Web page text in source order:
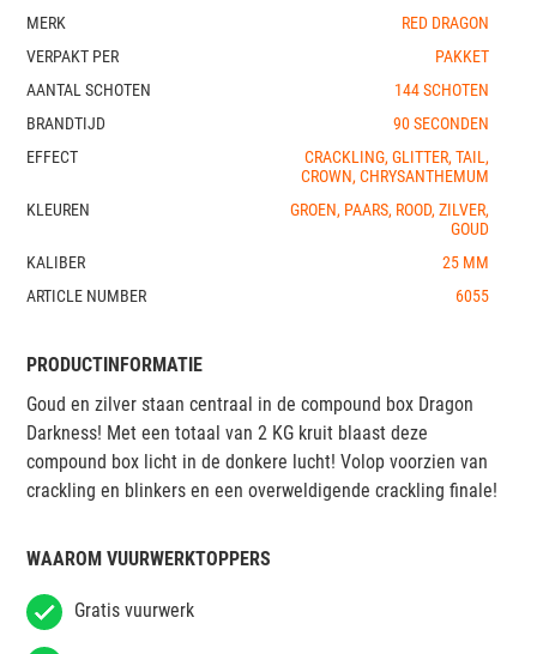
MERK
RED DRAGON
VERPAKT PER
PAKKET
AANTAL SCHOTEN
144 SCHOTEN
BRANDTIJD
90 SECONDEN
EFFECT
CRACKLING, GLITTER, TAIL,
CROWN, CHRYSANTHEMUM
KLEUREN
GROEN, PAARS, ROOD, ZILVER,
GOUD
KALIBER
25 MM
ARTICLE NUMBER
6055
PRODUCTINFORMATIE
Goud en zilver staan centraal in de compound box Dragon
Darkness! Met een totaal van 2 KG kruit blaast deze
compound box licht in de donkere lucht! Volop voorzien van
crackling en blinkers en een overweldigende crackling finale!
WAAROM VUURWERKTOPPERS
Gratis vuurwerk